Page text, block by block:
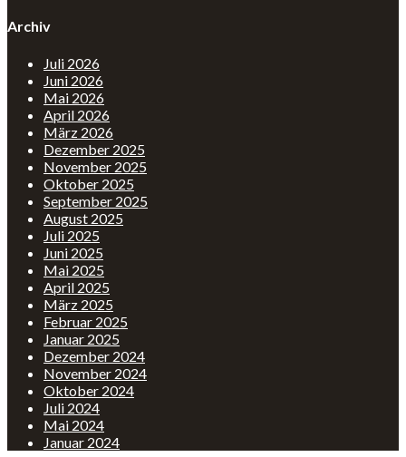
Archiv
Juli 2026
Juni 2026
Mai 2026
April 2026
März 2026
Dezember 2025
November 2025
Oktober 2025
September 2025
August 2025
Juli 2025
Juni 2025
Mai 2025
April 2025
März 2025
Februar 2025
Januar 2025
Dezember 2024
November 2024
Oktober 2024
Juli 2024
Mai 2024
Januar 2024